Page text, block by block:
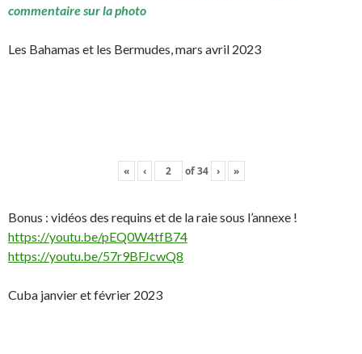
commentaire sur la photo
Les Bahamas et les Bermudes, mars avril 2023
« ‹ of34 › »
Bonus : vidéos des requins et de la raie sous l’annexe !
https://youtu.be/pEQ0W4tfB74
https://youtu.be/57r9BFJcwQ8
Cuba janvier et février 2023